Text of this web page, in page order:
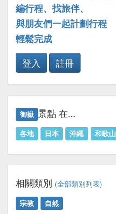
編行程、找旅伴、
與朋友們一起計劃行程
輕鬆完成
登入
註冊
御嶽 景點 在...
各地 日本 沖繩 和歌山
相關類別 (全部類別列表)
宗教
自然